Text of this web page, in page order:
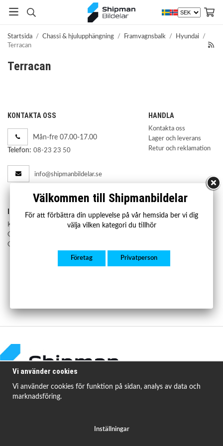
Startsida / Chassi & hjulupphängning / Framvagnsbalk / Hyundai /
Terracan
Terracan
KONTAKTA OSS
Mån-fre 07.00-17.00
Telefon: 08-23 23 50
info@shipmanbildelar.se
HANDLA
Kontakta oss
Lager och leverans
Retur och reklamation
INFORMATION
Köpvillkor
Om Shipman Bildelar
Om cookies
vanligt förekommande fordonsproblem.
Välkommen till Shipmanbildelar
För att förbättra din upplevelse på vår hemsida ber vi dig
välja vilken kategori du tillhör
Företag Privatperson
Vi använder cookies
Vi använder cookies för funktion på sidan, analys av data och
marknadsföring.
Inställningar